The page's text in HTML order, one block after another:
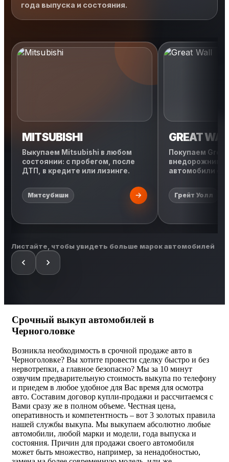
года выпуска и состояния.
MITSUBISHI
Выкупаем Mitsubishi в любом
состоянии: с пробегом, после
ДТП, в кредите или лизинге.
Митсубиши
GREAT
Покупаем
внедорожники,
автомобили с
Грейт Уолл
Листайте, чтобы увидеть больше марок автомобилей
Срочный выкуп автомобилей в
Черноголовке
Возникла необходимость в срочной продаже авто в
Черноголовке? Вы хотите провести сделку быстро и без
нервотрепки, а главное безопасно? Мы за 10 минут
озвучим предварительную стоимость выкупа по телефону
и приедем в любое удобное для Вас время для осмотра
авто. Составим договор купли-продажи и рассчитаемся с
Вами сразу же в полном объеме. Честная цена,
оперативность и компетентность – вот 3 золотых правила
нашей службы выкупа. Мы выкупаем абсолютно любые
автомобили, любой марки и модели, года выпуска и
состояния. Причин для продажи своего автомобиля
может быть множество, например, за ненадобностью,